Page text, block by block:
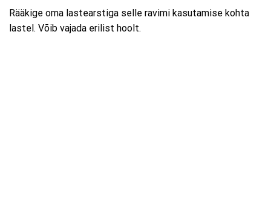
Rääkige oma lastearstiga selle ravimi kasutamise kohta
lastel. Võib vajada erilist hoolt.